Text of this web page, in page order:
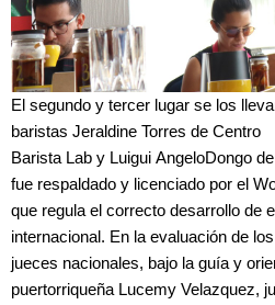
El segundo y tercer lugar se los
baristas Jeraldine Torres de Centro
Barista Lab y Luigui AngeloDongo
fue respaldado y licenciado por el
que regula el correcto desarrollo de
internacional. En la evaluación de
jueces nacionales, bajo la guía y
puertorriqueña Lucemy Velazquez,